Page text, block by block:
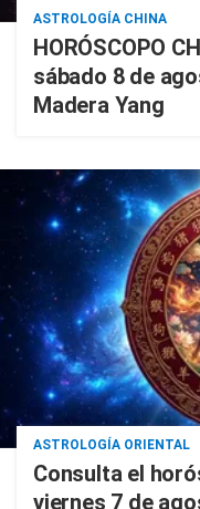
ASTROLOGÍA CHINA
HORÓSCOPO
sábado 8 de
Madera Yang
ASTROLOGÍA ORIENTAL
Consulta el
viernes 7 de